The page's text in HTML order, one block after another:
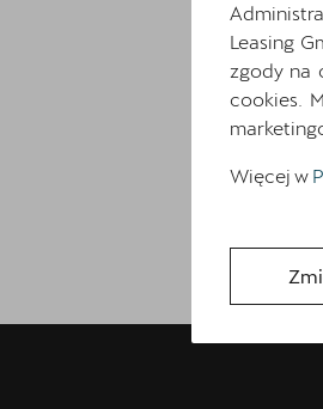
Leasing
zgody na
cookies.
Więcej w